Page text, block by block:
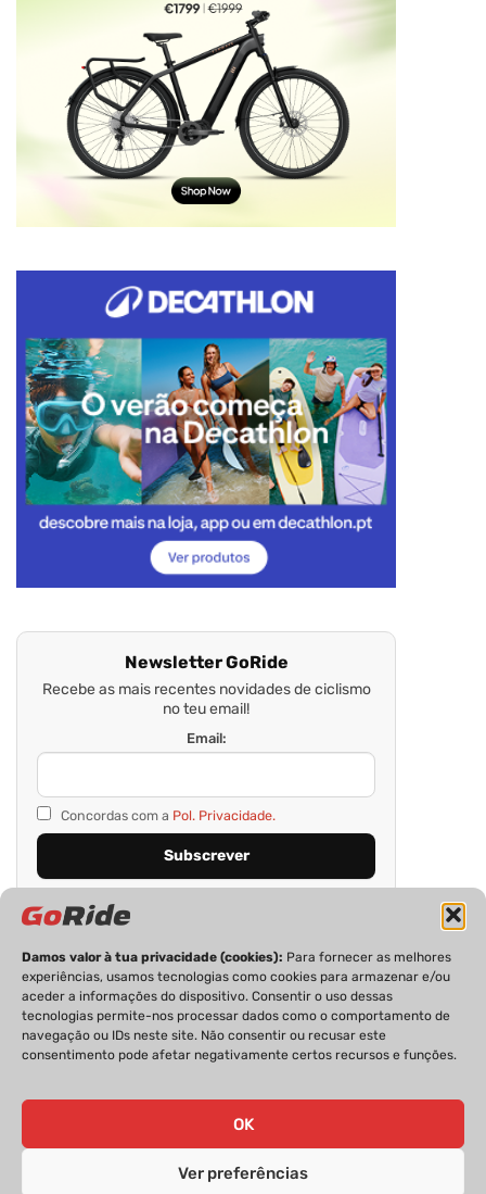
Damos valor à tua privacidade (cookies): Para fornecer as melhores
experiências, usamos tecnologias como cookies para armazenar e/ou
aceder a informações do dispositivo. Consentir o uso dessas
tecnologias permite-nos processar dados como o comportamento de
navegação ou IDs neste site. Não consentir ou recusar este
consentimento pode afetar negativamente certos recursos e funções.
OK
Ver preferências
Newsletter GoRide
Recebe as mais recentes novidades de ciclismo
no teu email!
Email:
Concordas com a Pol. Privacidade.
PRIVACIDADE FICHA TÉCNICA
ESTATUTO EDITORIAL